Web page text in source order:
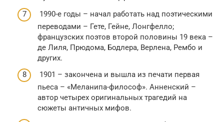
1990-е годы – начал работать над поэтическими
переводами – Гете, Гейне, Лонгфелло;
французских поэтов второй половины 19 века –
де Лиля, Прюдома, Бодлера, Верлена, Рембо и
других.
1901 – закончена и вышла из печати первая
пьеса – «Меланипа-философ». Анненский –
автор четырех оригинальных трагедий на
сюжеты античных мифов.